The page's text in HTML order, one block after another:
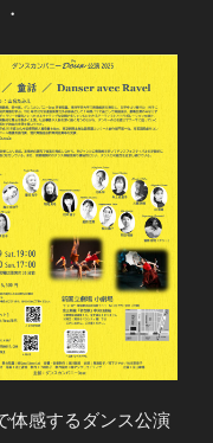
体感するダンス公演